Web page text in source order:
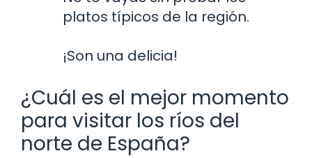
platos típicos de la región.
¡Son una delicia!
¿Cuál es el mejor momento
para visitar los ríos del
norte de España?